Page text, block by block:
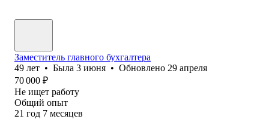
Заместитель главного бухгалтера
49 лет • Была 3 июня • Обновлено 29 апреля
70 000 ₽
Не ищет работу
Общий опыт
21 год 7 месяцев